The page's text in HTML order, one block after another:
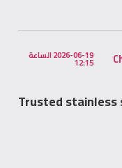
2026-06-19 الساعة
12:15
Trusted